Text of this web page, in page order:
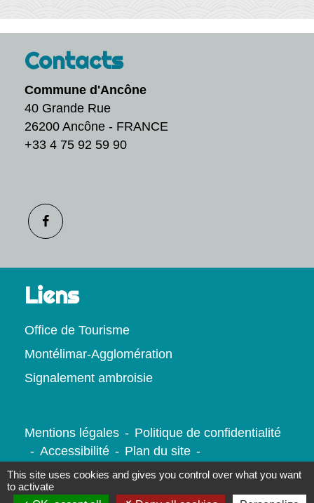
Contacts
Commune d'Ancône
40 Grande Rue
26200 Ancône - FRANCE
+33 4 75 92 59 90
Liens
Office de Tourisme
Montélimar-Agglomération
Signalement ambroisie
Mentions légales - Politique de confidentialité
- Accessibilité - Plan du site -
Gestion des cookies
This site uses cookies and gives you control over what you want
to activate